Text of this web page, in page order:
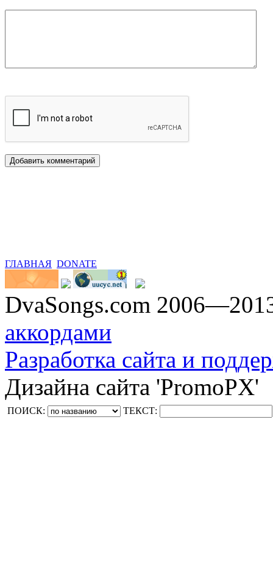
ГЛАВНАЯ DONATE
DvaSongs.com
аккордами
Разработка сайта и
Дизайна сайта 'PromoPX'
ПОИСК: ТЕКСТ: